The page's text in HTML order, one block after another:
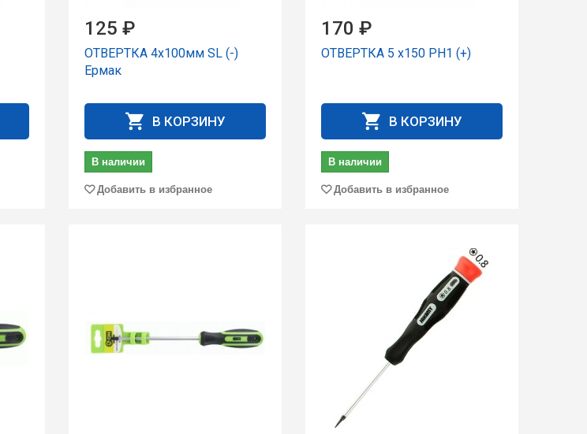
125 ₽
ОТВЕРТКА 4x100мм SL (-)
Ермак
В КОРЗИНУ
В наличии
Добавить в избранное
170 ₽
ОТВЕРТКА 5 x150 PH1 (+)
В КОРЗИНУ
В наличии
Добавить в избранное